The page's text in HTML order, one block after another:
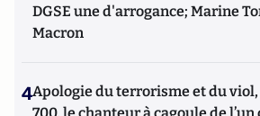
DGSE une d'arrogance; Marine
Macron
4Apologie du terrorisme et du